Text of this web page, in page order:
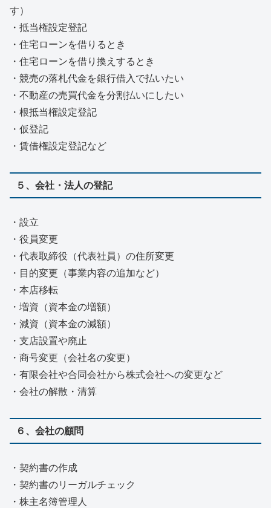
す）
・抵当権設定登記
・住宅ローンを借りるとき
・住宅ローンを借り換えするとき
・競売の落札代金を銀行借入で払いたい
・不動産の売買代金を分割払いにしたい
・根抵当権設定登記
・仮登記
・賃借権設定登記など
５、会社・法人の登記
・設立
・役員変更
・代表取締役（代表社員）の住所変更
・目的変更（事業内容の追加など）
・本店移転
・増資（資本金の増額）
・減資（資本金の減額）
・支店設置や廃止
・商号変更（会社名の変更）
・有限会社や合同会社から株式会社への変更など
・会社の解散・清算
６、会社の顧問
・契約書の作成
・契約書のリーガルチェック
・株主名簿管理人